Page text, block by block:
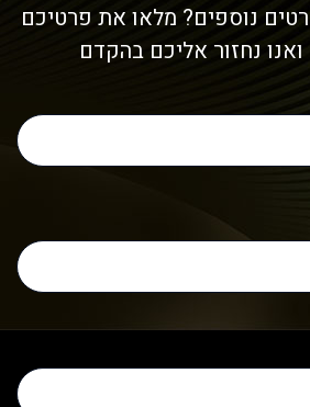
נוספים? מלאו את פרטיכם
נחזור אליכם בהקדם